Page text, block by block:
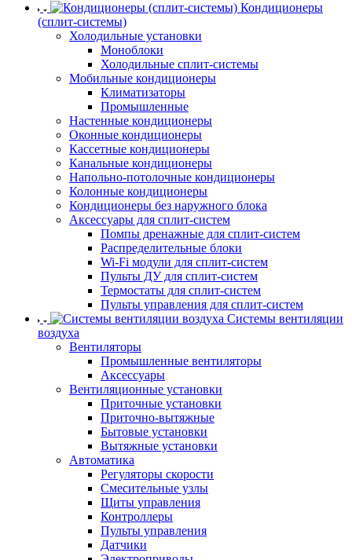
Кондиционеры
(сплит-системы)
Холодильные установки
Моноблоки
Холодильные сплит-системы
Мобильные кондиционеры
Климатизаторы
Промышленные
Настенные кондиционеры
Оконные кондиционеры
Кассетные кондиционеры
Канальные кондиционеры
Напольно-потолочные кондиционеры
Колонные кондиционеры
Кондиционеры без наружного блока
Аксессуары для сплит-систем
Помпы дренажные для сплит-систем
Распределительные блоки
Wi-Fi модули для сплит-систем
Пульты ДУ для сплит-систем
Термостаты для сплит-систем
Пульты управления для сплит-систем
Системы вентиляции
воздуха
Вентиляторы
Промышленные вентиляторы
Аксессуары
Вентиляционные установки
Приточные установки
Приточно-вытяжные
Бытовые установки
Вытяжные установки
Автоматика
Регуляторы скорости
Смесительные узлы
Щиты управления
Контроллеры
Пульты управления
Датчики